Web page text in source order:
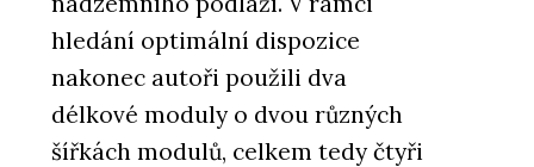
hledání optimální dispozice
nakonec autoři použili dva
délkové moduly o dvou různých
šířkách modulů, celkem tedy čtyři